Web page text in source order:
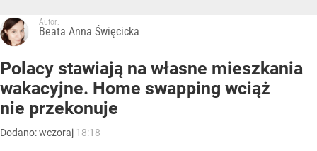
Autor:
Beata Anna Święcicka
Polacy stawiają na własne mieszkania
wakacyjne. Home swapping wciąż
nie przekonuje
Dodano:wczoraj 18:18